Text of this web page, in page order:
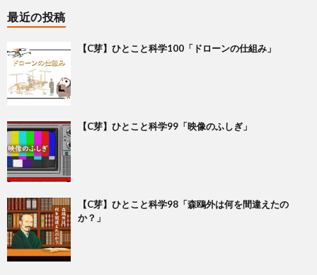
最近の投稿
【C芽】ひとこと科学100「ドローンの仕組み」
【C芽】ひとこと科学99「映像のふしぎ」
【C芽】ひとこと科学98「森鴎外は何を間違えたの
か？」